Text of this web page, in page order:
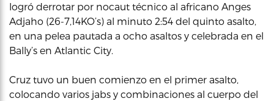
logró derrotar por nocaut técnico al africano Anges
Adjaho (26-7,14KO’s) al minuto 2:54 del quinto asalto,
en una pelea pautada a ocho asaltos y celebrada en el
Bally’s en Atlantic City.
Cruz tuvo un buen comienzo en el primer asalto,
colocando varios jabs y combinaciones al cuerpo del